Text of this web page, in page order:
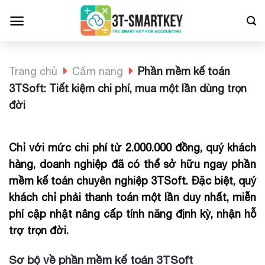
qua
Trang chủ Cẩm nang
Phần mềm kế toán
3TSoft: Tiết kiệm chi phí, mua một lần dùng trọn
đời
Chỉ với mức chi phí từ 2.000.000 đồng, quý khách
hàng, doanh nghiệp đã có thể sở hữu ngay phần
mềm kế toán chuyên nghiệp 3TSoft. Đặc biệt, quý
khách chỉ phải thanh toán một lần duy nhất, miễn
phí cập nhật nâng cấp tính năng định kỳ, nhận hỗ
trợ trọn đời.
Sơ bộ về phần mềm kế toán 3TSoft